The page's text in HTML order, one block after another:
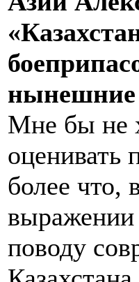
нынешние
Мне бы не
оценивать
более что,
выражении
поводу